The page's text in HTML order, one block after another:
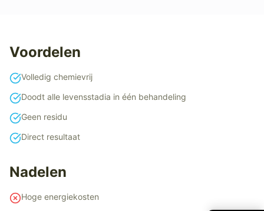
Voordelen
Volledig chemievrij
Doodt alle levensstadia in één behandeling
Geen residu
Direct resultaat
Nadelen
Hoge energiekosten